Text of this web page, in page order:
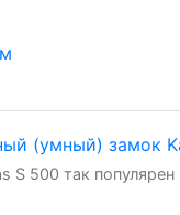
S 500 так популярен